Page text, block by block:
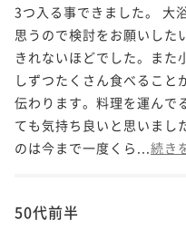
3つ入る事できました。 大
思うので検討をお願いした
きれないほどでした。また
しずつたくさん食べること
伝わります。料理を運んで
ても気持ち良いと思いまし
のは今まで一度くら... 続き
50代前半